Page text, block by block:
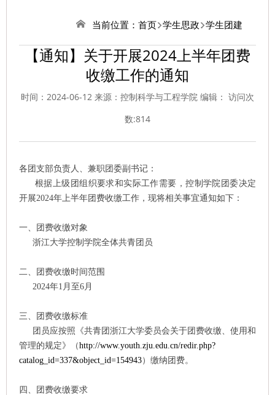
当前位置： 首页 学生思政 学生团建
【通知】关于开展2024上半年团费
收缴工作的通知
时间：2024-06-12 来源：控制科学与工程学院 编辑： 访问次
数:814
各团支部负责人、兼职团委副书记：
根据上级团组织要求和实际工作需要，控制学院团委决定
开展2024年上半年团费收缴工作，现将相关事宜通知如下：
一、团费收缴对象
浙江大学控制学院全体共青团员
二、团费收缴时间范围
2024年1 月至6月
三、团费收缴标准
团员应按照《共青团浙江大学委员会关于团费收缴、使用和
管理的规定》（http://www.youth.zju.edu.cn/redir.php?
catalog_id=337&object_id=154943）缴纳团费。
四、团费收缴要求